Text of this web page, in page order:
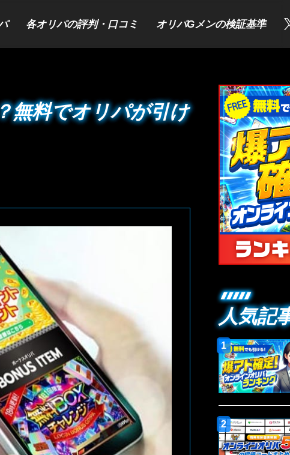
各オリパの評判・口コミ オリパGメンの検証基準
無料でオリパが引け
人気記